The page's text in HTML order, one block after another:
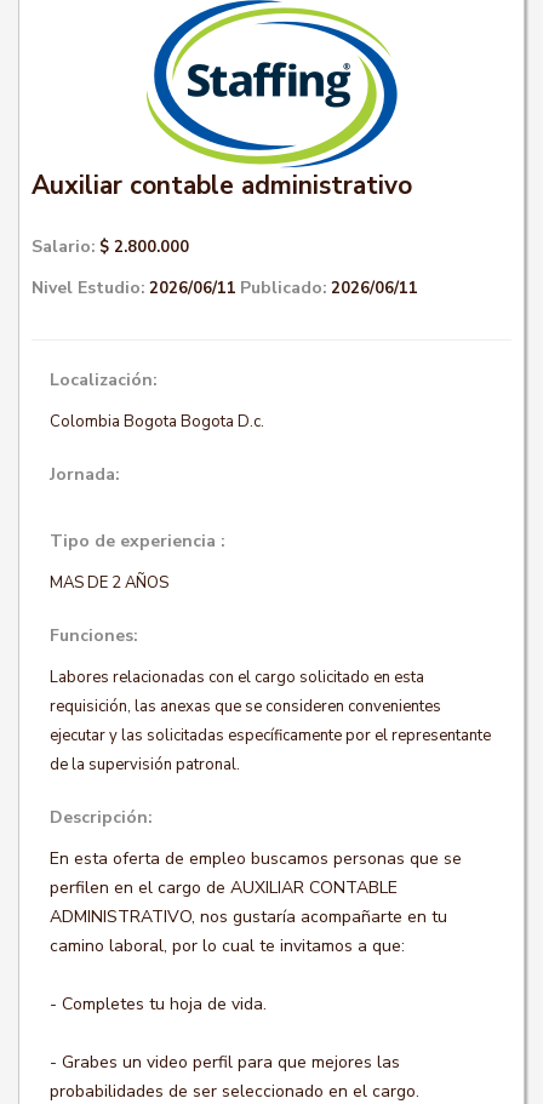
Auxiliar contable administrativo
Salario: $ 2.800.000
Nivel Estudio: 2026/06/11 Publicado: 2026/06/11
Localización:
Colombia Bogota Bogota D.c.
Jornada:
Tipo de experiencia :
MAS DE 2 AÑOS
Funciones:
Labores relacionadas con el cargo solicitado en esta
requisición, las anexas que se consideren convenientes
ejecutar y las solicitadas específicamente por el representante
de la supervisión patronal.
Descripción:
En esta oferta de empleo buscamos personas que se
perfilen en el cargo de AUXILIAR CONTABLE
ADMINISTRATIVO, nos gustaría acompañarte en tu
camino laboral, por lo cual te invitamos a que:
- Completes tu hoja de vida.
- Grabes un video perfil para que mejores las
probabilidades de ser seleccionado en el cargo.